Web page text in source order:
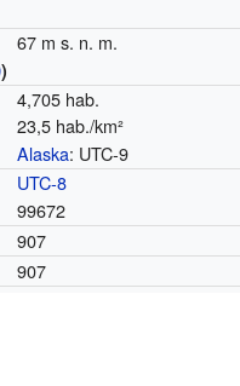
67 m s. n. m.
)
4,705 hab.
23,5 hab./km²
Alaska: UTC-9
UTC-8
99672
907
907